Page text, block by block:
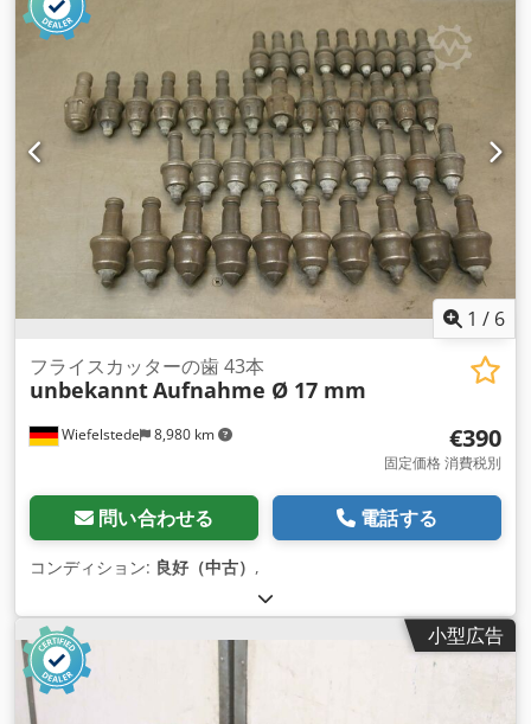
1 / 6
Wiefelstede 8,980 km
フライスカッターの歯 43本
unbekanntAufnahme Ø 17 mm
€390
固定価格 消費税別
問い合わせる 電話する
コンディション: 良好（中古） ,
小型広告